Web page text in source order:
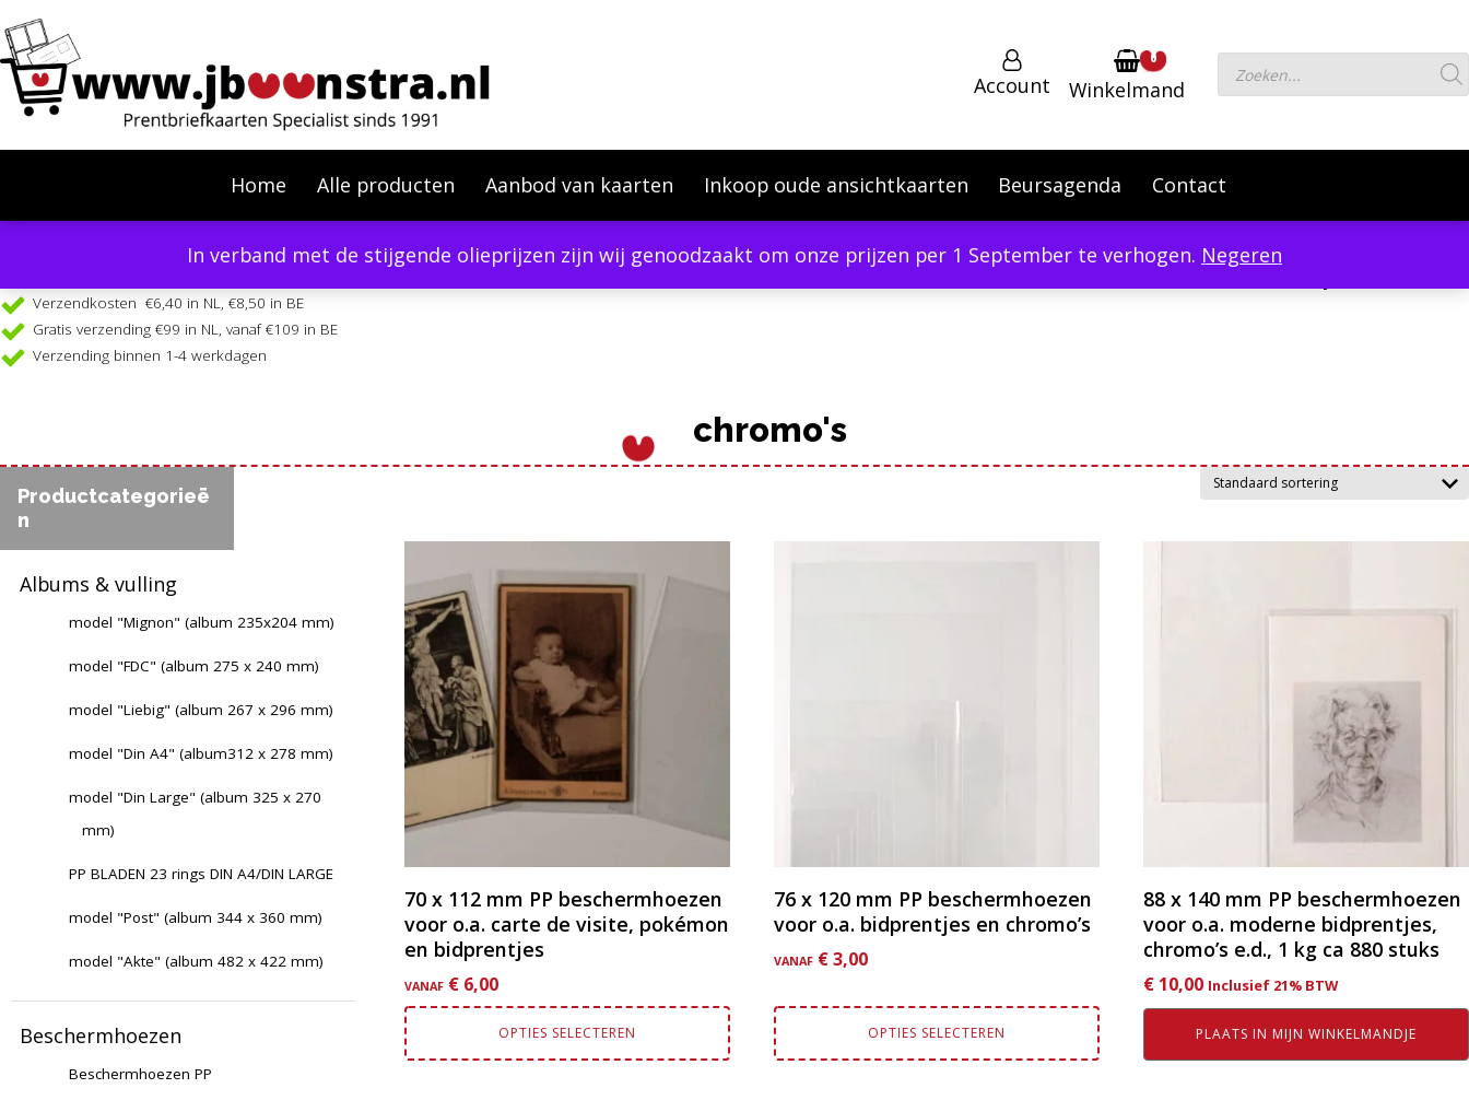
In verband met de stijgende olieprijzen zijn wij genoodzaakt om onze prijzen per 1 September te verhogen. Negeren
Account
0
Winkelmand
Producten
Home Alle producten Aanbod van kaarten Inkoop oude ansichtkaarten Beursagenda Contact
Verzendkosten €6,40 in NL, €8,50 in BE
Gratis verzending €99 in NL, vanaf €109 in BE
Verzending binnen 1-4 werkdagen
chromo's
Productcategorieë
n
Albums & vulling
model "Mignon" (album 235x204 mm)
model "FDC" (album 275 x 240 mm)
model "Liebig" (album 267 x 296 mm)
model "Din A4" (album312 x 278 mm)
model "Din Large" (album 325 x 270
mm)
PP BLADEN 23 rings DIN A4/DIN LARGE
model "Post" (album 344 x 360 mm)
model "Akte" (album 482 x 422 mm)
Beschermhoezen
Beschermhoezen PP
70 x 112 mm PP beschermhoezen
voor o.a. carte de visite, pokémon
en bidprentjes
VANAF €6,00
OPTIES SELECTEREN
product
heeft
meerdere
variaties.
Deze
optie
kan
worden
op
de
productpagina
76 x 120 mm PP beschermhoezen
voor o.a. bidprentjes en chromo’s
VANAF €3,00
OPTIES SELECTEREN
de
productpagina
88 x 140 mm PP beschermhoezen
voor o.a. moderne bidprentjes,
chromo’s e.d., 1 kg ca 880 stuks
€10,00 Inclusief 21% BTW
PLAATS IN MIJN WINKELMANDJE